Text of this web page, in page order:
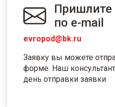
Пришлите
по e-mail
evropod@bk.ru
Заявку вы можете
форме. Наш
день отправки заявки.